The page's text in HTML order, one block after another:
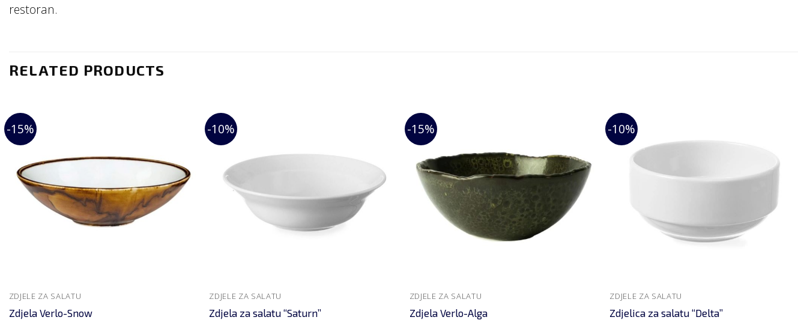
restoran.
RELATED PRODUCTS
-15%
ZDJELE ZA SALATU
Zdjela Verlo-Snow
-10%
ZDJELE ZA SALATU
Zdjela za salatu “Saturn”
-15%
ZDJELE ZA SALATU
Zdjela Verlo-Alga
-10%
ZDJELE ZA SALATU
Zdjelica za salatu “Delta”